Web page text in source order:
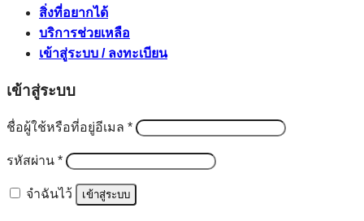
สิ่งที่อยากได้
บริการช่วยเหลือ
เข้าสู่ระบบ / ลงทะเบียน
เข้าสู่ระบบ
ชื่อผู้ใช้หรือที่อยู่อีเมล *ต้องการ
รหัสผ่าน *ต้องการ
จำฉันไว้ เข้าสู่ระบบ